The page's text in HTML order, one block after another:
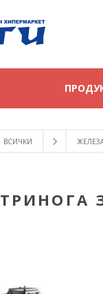
ВСИЧКИ
ТРИНОГА